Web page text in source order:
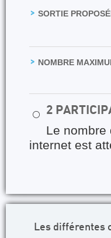
SORTIE
NOMBRE
⚪ 2
Le nombre
internet est
Les différentes